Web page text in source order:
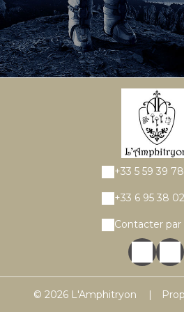
+33 5 59 39
+33 6 95 38
Contacter par
© 2026 L'Amphitryon |